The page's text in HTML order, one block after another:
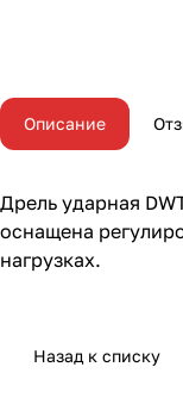
Описание
Дрель ударная
оснащена
нагрузках.
Назад к списку